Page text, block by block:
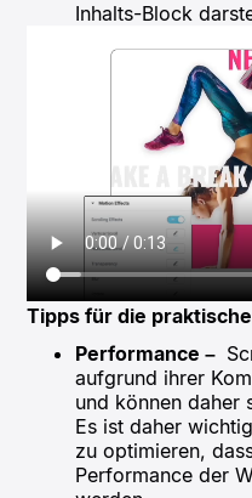
Inhalts-Block
Tipps für die
Performance –
aufgrund ihrer
und können daher
Es ist daher
zu optimieren,
Performance der